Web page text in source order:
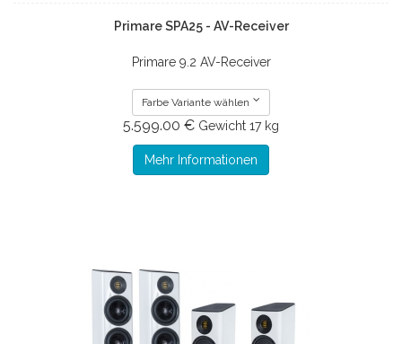
Primare SPA25 - AV-Receiver
Primare 9.2 AV-Receiver
Farbe Variante wählen
5.599.00 € Gewicht 17 kg
Mehr Informationen